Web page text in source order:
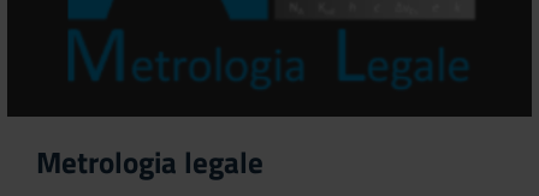
Metrologia legale